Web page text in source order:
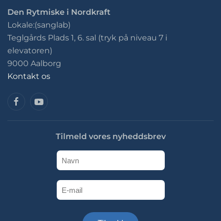
Den Rytmiske i Nordkraft
Lokale:(sanglab)
Teglgårds Plads 1, 6. sal (tryk på niveau 7 i
elevatoren)
9000 Aalborg
Kontakt os
Tilmeld vores nyheddsbrev